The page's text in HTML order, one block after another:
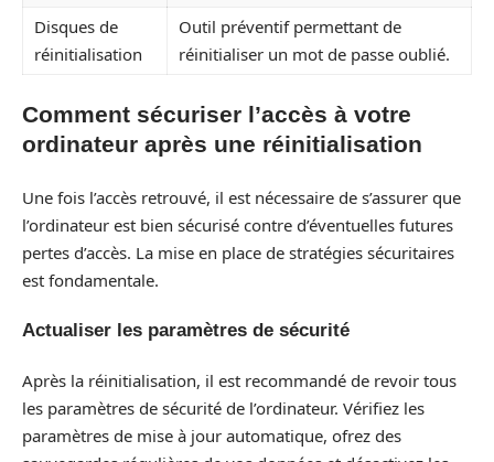
Disques de
réinitialisation
Outil préventif permettant de
réinitialiser un mot de passe oublié.
Comment sécuriser l’accès à votre
ordinateur après une réinitialisation
Une fois l’accès retrouvé, il est nécessaire de s’assurer que
l’ordinateur est bien sécurisé contre d’éventuelles futures
pertes d’accès. La mise en place de stratégies sécuritaires
est fondamentale.
Actualiser les paramètres de sécurité
Après la réinitialisation, il est recommandé de revoir tous
les paramètres de sécurité de l’ordinateur. Vérifiez les
paramètres de mise à jour automatique, ofrez des